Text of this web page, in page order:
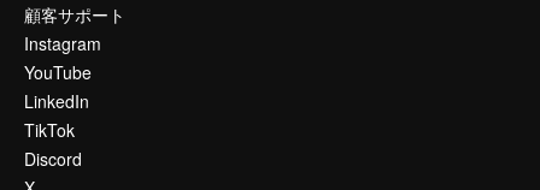
顧客サポート
Instagram
YouTube
LinkedIn
TikTok
Discord